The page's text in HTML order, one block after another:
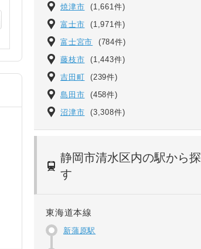
焼津市 (1,661件)
富士市 (1,971件)
富士宮市 (784件)
藤枝市 (1,443件)
吉田町 (239件)
島田市 (458件)
沼津市 (3,308件)
静岡市清水区内の駅から探
す
東海道本線
新蒲原駅